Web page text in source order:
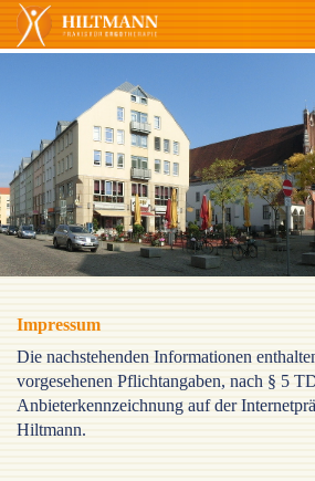
Impressum
Die nachstehenden Informationen
vorgesehenen Pflichtangaben, nach § 5
Anbieterkennzeichnung auf der
Hiltmann.